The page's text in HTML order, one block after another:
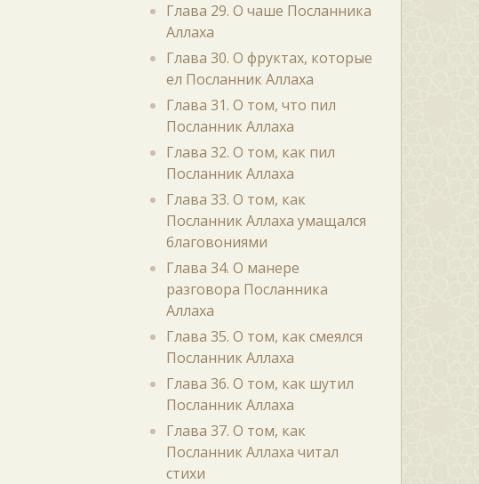
Глава 29. О чаше Посланника
Аллаха
Глава 30. О фруктах, которые
ел Посланник Аллаха
Глава 31. О том, что пил
Посланник Аллаха
Глава 32. О том, как пил
Посланник Аллаха
Глава 33. О том, как
Посланник Аллаха умащался
благовониями
Глава 34. О манере
разговора Посланника
Аллаха
Глава 35. О том, как смеялся
Посланник Аллаха
Глава 36. О том, как шутил
Посланник Аллаха
Глава 37. О том, как
Посланник Аллаха читал
стихи